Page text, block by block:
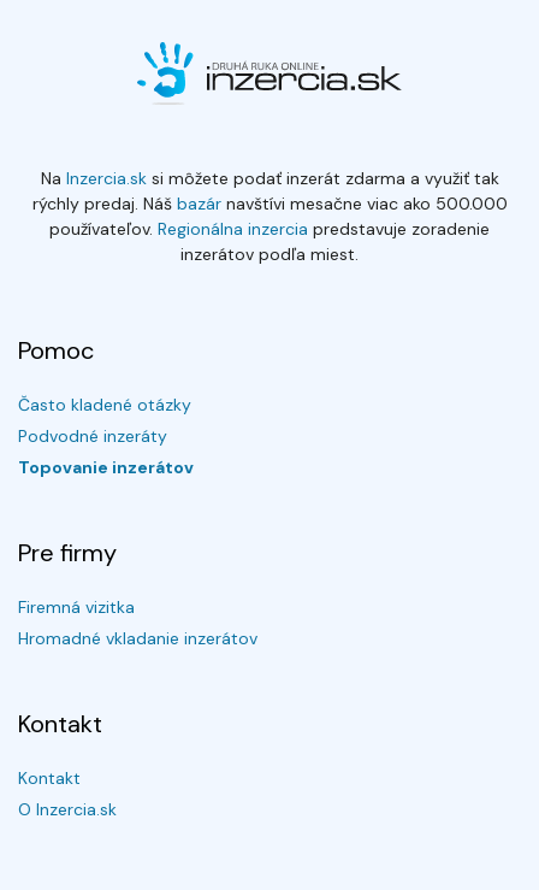
Na Inzercia.sksi môžete podať inzerát zdarma a využiť tak
rýchly predaj. Náš bazárnavštívi mesačne viac ako 500.000
používateľov. Regionálna inzercia predstavuje zoradenie
inzerátov podľa miest.
Pomoc
Často kladené otázky
Podvodné inzeráty
Topovanie inzerátov
Pre firmy
Firemná vizitka
Hromadné vkladanie inzerátov
Kontakt
Kontakt
O Inzercia.sk